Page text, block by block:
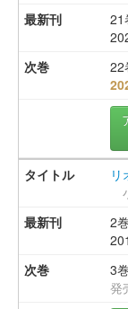
21
22
リ
2巻
3巻
発